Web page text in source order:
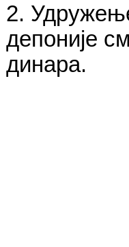
2.
депоније
динара.